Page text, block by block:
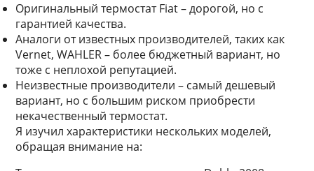
Оригинальный термостат Fiat – дорогой, но с
гарантией качества.
Аналоги от известных производителей, таких как
Vernet, WAHLER – более бюджетный вариант, но
тоже с неплохой репутацией.
Неизвестные производители – самый дешевый
вариант, но с большим риском приобрести
некачественный термостат.
Я изучил характеристики нескольких моделей,
обращая внимание на: